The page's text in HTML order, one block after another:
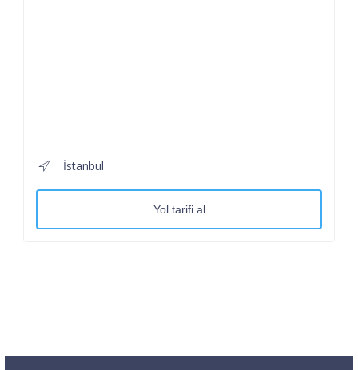
İstanbul
Yol tarifi al